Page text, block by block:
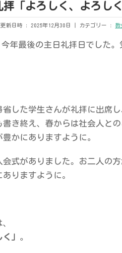
「よろしく、よろしく
新日時 : 2025年12月30日 カテゴリー : 教
今年最後の主日礼拝日でした
した学生さんが礼拝に出席
き終え、春からは社会人と
かにありますように。
式がありました。お二人の
りますように。
」 。